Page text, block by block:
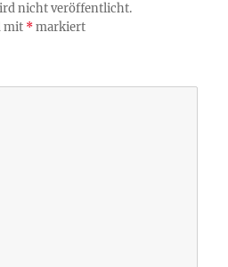
nicht veröffentlicht.
mit *markiert